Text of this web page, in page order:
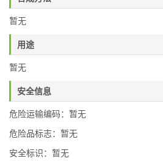
暂无
用途
暂无
安全信息
危险运输编码：暂无
危险品标志：暂无
安全标识：暂无